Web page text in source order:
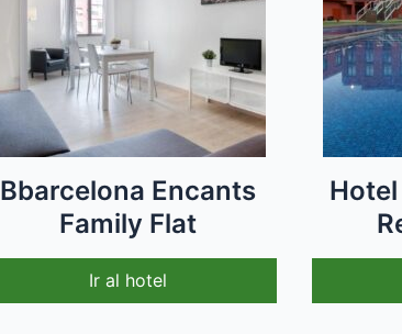
Bbarcelona Encants
Family Flat
Ir al hotel